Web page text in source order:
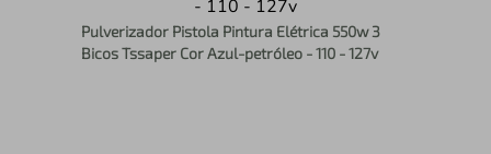
Pulverizador Pistola Pintura Elétrica 550w 3
Bicos Tssaper Cor Azul-petróleo - 110 - 127v